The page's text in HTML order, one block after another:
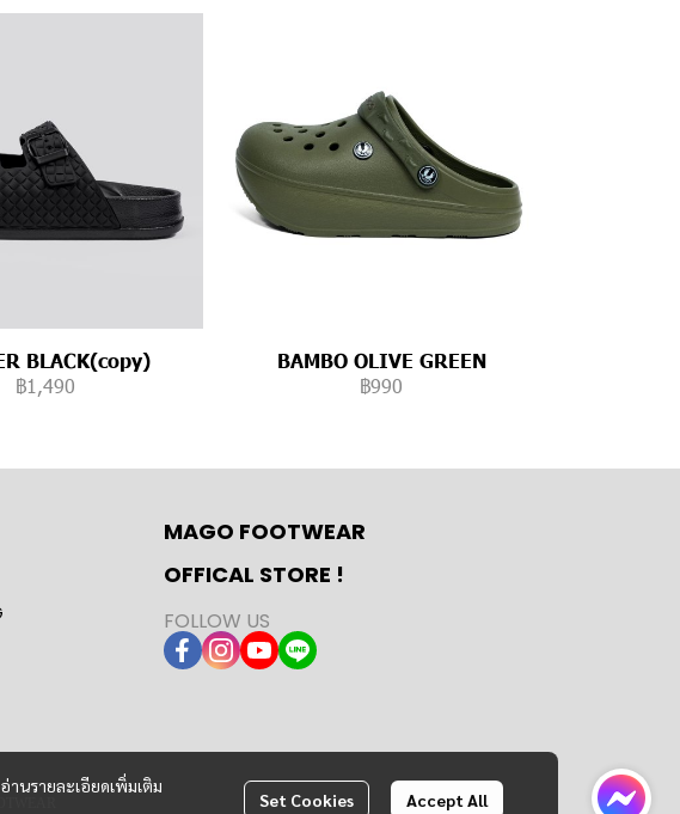
BLACK(copy)
฿1,490
BAMBO OLIVE GREEN
฿990
นรายละเอียดเพิ่มเติม
Set Cookies Accept All
MAGO FOOTWEAR
OFFICAL STORE !
FOLLOW US